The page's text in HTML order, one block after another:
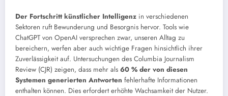
Der Fortschritt künstlicher Intelligenz in verschiedenen
Sektoren ruft Bewunderung und Besorgnis hervor. Tools wie
ChatGPT von OpenAI versprechen zwar, unseren Alltag zu
bereichern, werfen aber auch wichtige Fragen hinsichtlich ihrer
Zuverlässigkeit auf. Untersuchungen des Columbia Journalism
Review (CJR) zeigen, dass mehr als 60 % der von diesen
Systemen generierten Antworten fehlerhafte Informationen
enthalten können. Dies erfordert erhöhte Wachsamkeit der Nutzer.